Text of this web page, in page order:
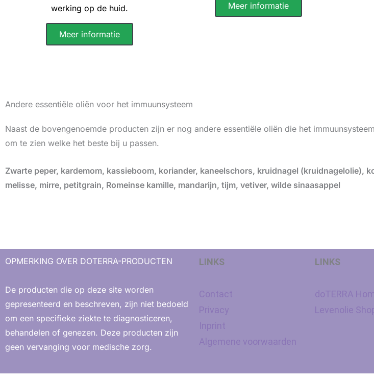
werking op de huid.
Meer informatie
Meer informatie
Andere essentiële oliën voor het immuunsysteem
Naast de bovengenoemde producten zijn er nog andere essentiële oliën die het
om te zien welke het beste bij u passen.
Zwarte peper, kardemom, kassieboom, koriander, kaneelschors, kruidnagel (kruidnagelolie),
melisse, mirre, petitgrain, Romeinse kamille, mandarijn, tijm, vetiver, wilde sinaasappel
OPMERKING OVER DOTERRA-PRODUCTEN
De producten die op deze site worden
gepresenteerd en beschreven, zijn niet bedoeld
om een ​​specifieke ziekte te diagnosticeren,
behandelen of genezen. Deze producten zijn
geen vervanging voor medische zorg.
LINKS
Contact
Privacy
Inprint
Algemene voorwaarden
LINKS
doTERRA
Levenolie